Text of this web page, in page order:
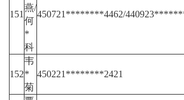
151
燕/
何
*
科
450721********4462/
152
韦
*
菊
450221********2421